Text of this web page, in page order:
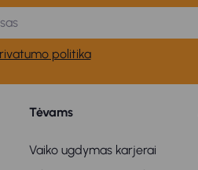
politika
Tėvams
Vaiko ugdymas karjerai